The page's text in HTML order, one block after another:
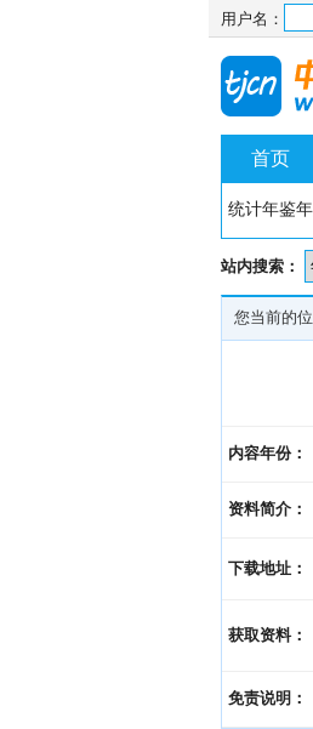
用户名：
首页
统计年鉴
站内搜索：
您当前的位
内容年份：
资料简介：
下载地址：
获取资料：
免责说明：